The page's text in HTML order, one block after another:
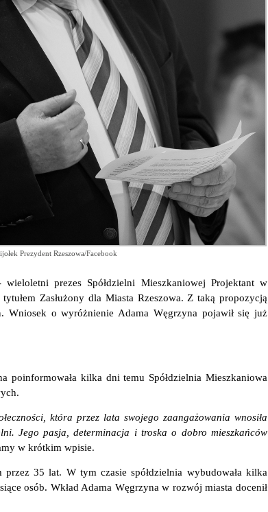
Prezydent Rzeszowa/Facebook
prezes Spółdzielni Mieszkaniowej Projektant w
Zasłużony dla Miasta Rzeszowa. Z taką propozycją
Wniosek o wyróżnienie Adama Węgrzyna pojawił się już
poinformowała kilka dni temu Spółdzielnia Mieszkaniowa
która przez lata swojego zaangażowania wnosiła
Jego pasja, determinacja i troska o dobro mieszkańców
w krótkim wpisie.
przez 35 lat. W tym czasie spółdzielnia wybudowała kilka
osób. Wkład Adama Węgrzyna w rozwój miasta docenił